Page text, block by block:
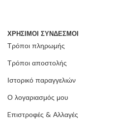
ΧΡΗΣΙΜΟΙ ΣΥΝΔΕΣΜΟΙ
Τρόποι πληρωμής
Τρόποι αποστολής
Ιστορικό παραγγελιών
Ο λογαριασμός μου
Eπιστροφές & Αλλαγές